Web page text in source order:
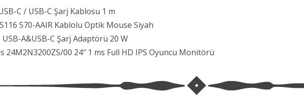
C / USB-C Şarj Kablosu 1 m
570-AAIR Kablolu Optik Mouse Siyah
A&USB-C Şarj Adaptörü 20 W
24M2N3200ZS/00 24″ 1 ms Full HD IPS Oyuncu Monitörü